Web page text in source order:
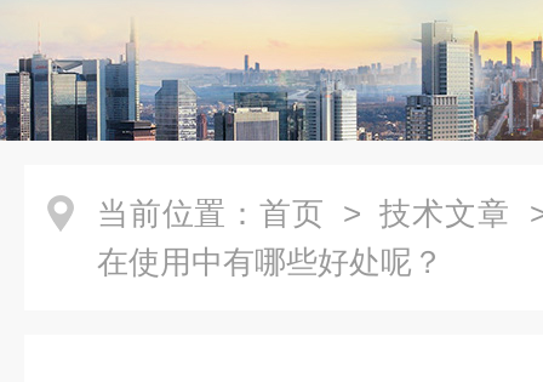
当前位置： 首页 > 技术文章
在使用中有哪些好处呢？